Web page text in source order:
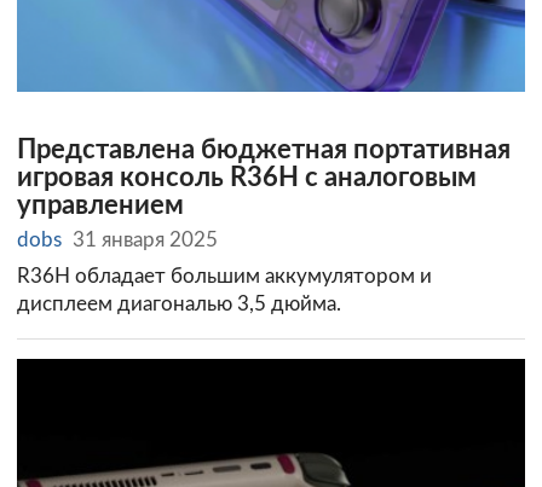
Представлена бюджетная портативная
игровая консоль R36H с аналоговым
управлением
dobs 31 января 2025
R36H обладает большим аккумулятором и
дисплеем диагональю 3,5 дюйма.